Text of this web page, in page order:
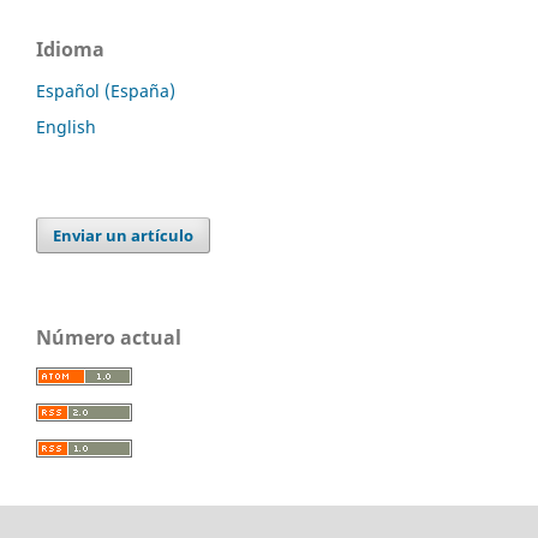
Idioma
Español (España)
English
Enviar un artículo
Número actual